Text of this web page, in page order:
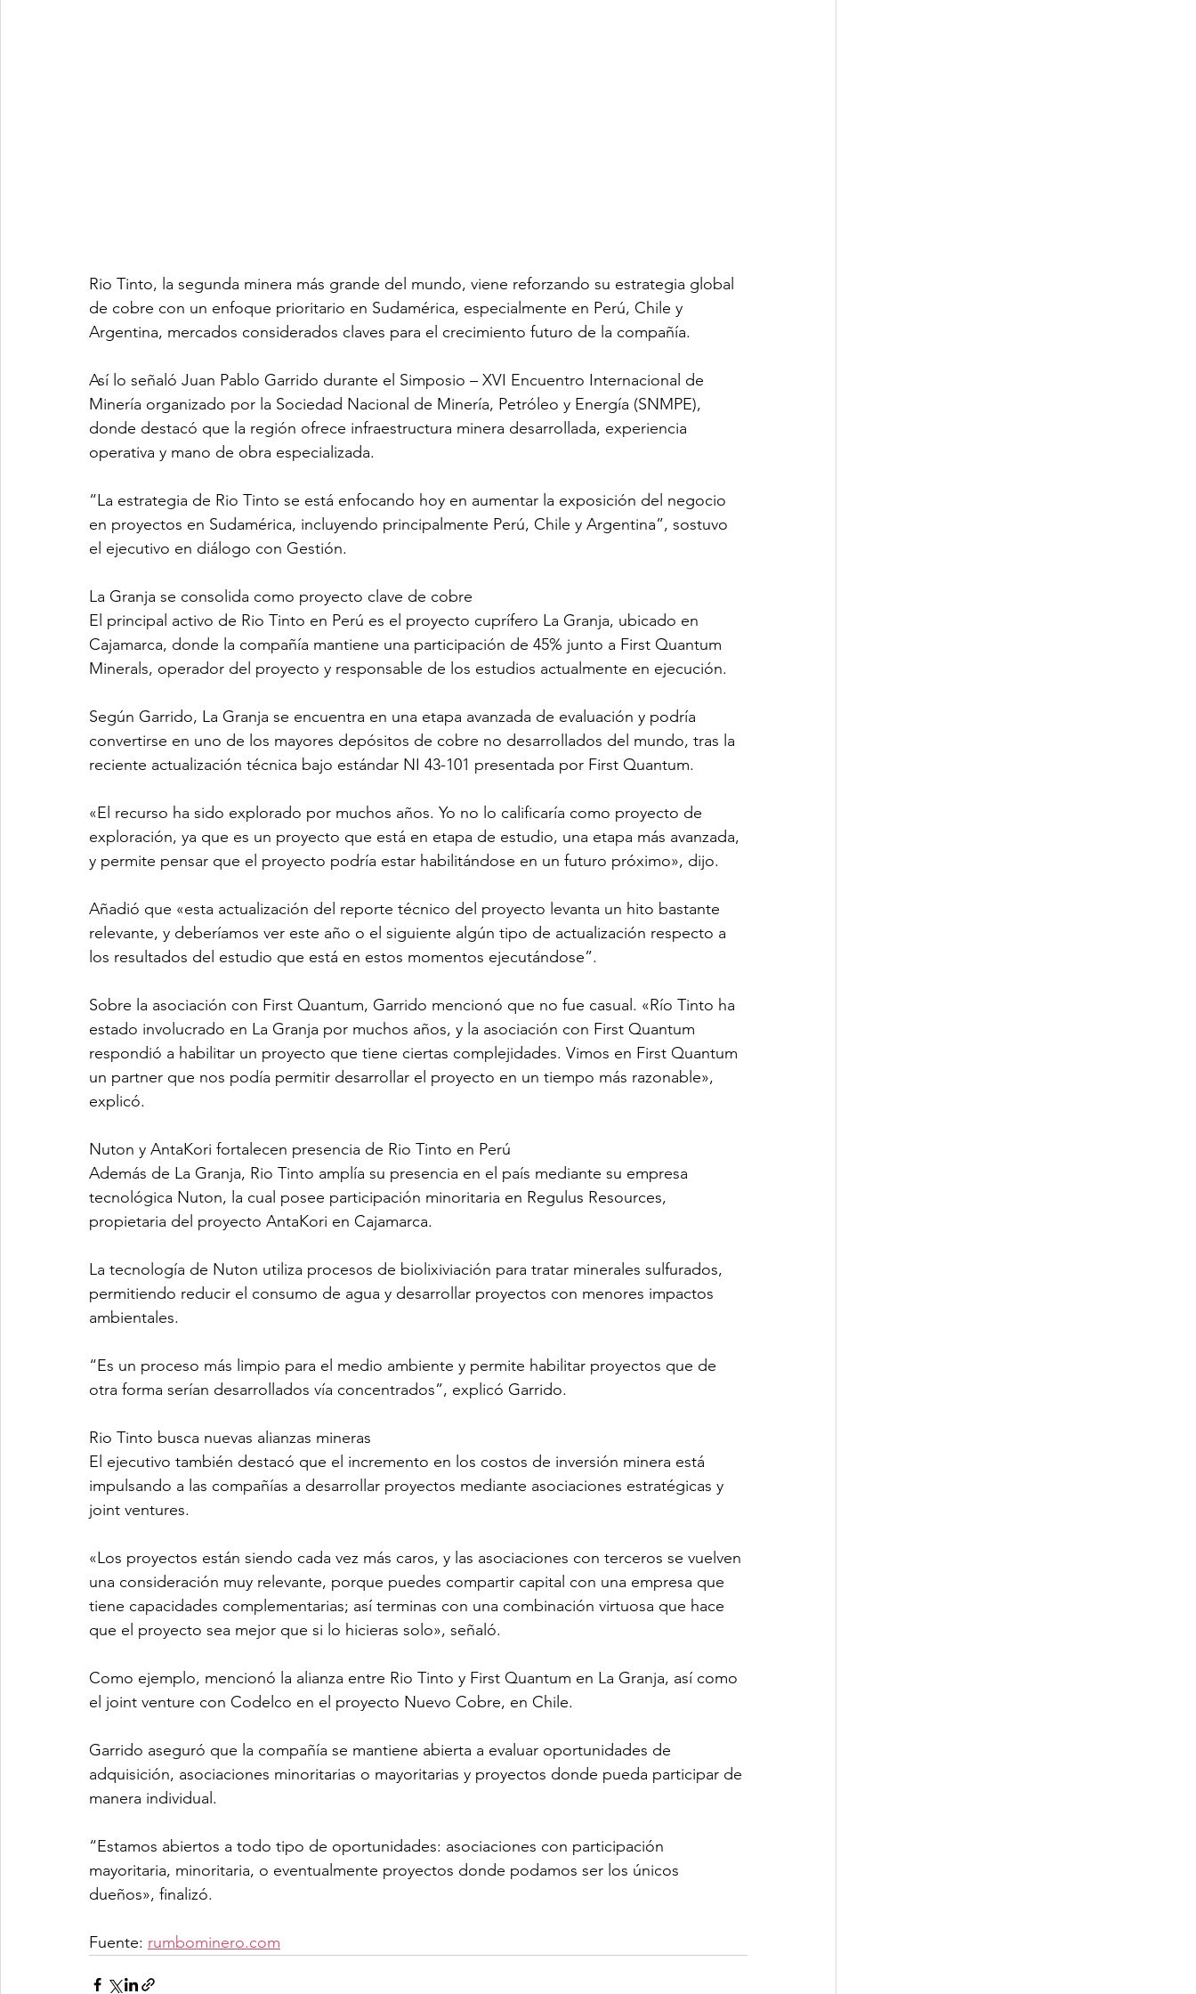
Rio Tinto, la segunda minera más grande del mundo, viene reforzando su estrategia global
de cobre con un enfoque prioritario en Sudamérica, especialmente en Perú, Chile y
Argentina, mercados considerados claves para el crecimiento futuro de la compañía.
Así lo señaló Juan Pablo Garrido durante el Simposio – XVI Encuentro Internacional de
Minería organizado por la Sociedad Nacional de Minería, Petróleo y Energía (SNMPE),
donde destacó que la región ofrece infraestructura minera desarrollada, experiencia
operativa y mano de obra especializada.
“La estrategia de Rio Tinto se está enfocando hoy en aumentar la exposición del negocio
en proyectos en Sudamérica, incluyendo principalmente Perú, Chile y Argentina”, sostuvo
el ejecutivo en diálogo con Gestión.
La Granja se consolida como proyecto clave de cobre
El principal activo de Rio Tinto en Perú es el proyecto cuprífero La Granja, ubicado en
Cajamarca, donde la compañía mantiene una participación de 45% junto a First Quantum
Minerals, operador del proyecto y responsable de los estudios actualmente en ejecución.
Según Garrido, La Granja se encuentra en una etapa avanzada de evaluación y podría
convertirse en uno de los mayores depósitos de cobre no desarrollados del mundo, tras la
reciente actualización técnica bajo estándar NI 43-101 presentada por First Quantum.
«El recurso ha sido explorado por muchos años. Yo no lo calificaría como proyecto de
exploración, ya que es un proyecto que está en etapa de estudio, una etapa más avanzada,
y permite pensar que el proyecto podría estar habilitándose en un futuro próximo», dijo.
Añadió que «esta actualización del reporte técnico del proyecto levanta un hito bastante
relevante, y deberíamos ver este año o el siguiente algún tipo de actualización respecto a
los resultados del estudio que está en estos momentos ejecutándose”.
Sobre la asociación con First Quantum, Garrido mencionó que no fue casual. «Río Tinto ha
estado involucrado en La Granja por muchos años, y la asociación con First Quantum
respondió a habilitar un proyecto que tiene ciertas complejidades. Vimos en First Quantum
un partner que nos podía permitir desarrollar el proyecto en un tiempo más razonable»,
explicó.
Nuton y AntaKori fortalecen presencia de Rio Tinto en Perú
Además de La Granja, Rio Tinto amplía su presencia en el país mediante su empresa
tecnológica Nuton, la cual posee participación minoritaria en Regulus Resources,
propietaria del proyecto AntaKori en Cajamarca.
La tecnología de Nuton utiliza procesos de biolixiviación para tratar minerales sulfurados,
permitiendo reducir el consumo de agua y desarrollar proyectos con menores impactos
ambientales.
“Es un proceso más limpio para el medio ambiente y permite habilitar proyectos que de
otra forma serían desarrollados vía concentrados”, explicó Garrido.
Rio Tinto busca nuevas alianzas mineras
El ejecutivo también destacó que el incremento en los costos de inversión minera está
impulsando a las compañías a desarrollar proyectos mediante asociaciones estratégicas y
joint ventures.
«Los proyectos están siendo cada vez más caros, y las asociaciones con terceros se vuelven
una consideración muy relevante, porque puedes compartir capital con una empresa que
tiene capacidades complementarias; así terminas con una combinación virtuosa que hace
que el proyecto sea mejor que si lo hicieras solo», señaló.
Como ejemplo, mencionó la alianza entre Rio Tinto y First Quantum en La Granja, así como
el joint venture con Codelco en el proyecto Nuevo Cobre, en Chile.
Garrido aseguró que la compañía se mantiene abierta a evaluar oportunidades de
adquisición, asociaciones minoritarias o mayoritarias y proyectos donde pueda participar de
manera individual.
“Estamos abiertos a todo tipo de oportunidades: asociaciones con participación
mayoritaria, minoritaria, o eventualmente proyectos donde podamos ser los únicos
dueños», finalizó.
Fuente: rumbominero.com